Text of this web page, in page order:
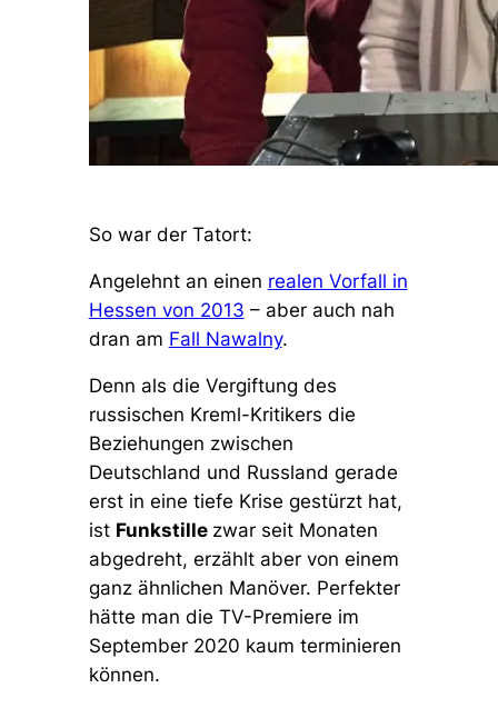
So war der Tatort:
Angelehnt an einen realen Vorfall in
Hessen von 2013 – aber auch nah
dran am Fall Nawalny.
Denn als die Vergiftung des
russischen Kreml-Kritikers die
Beziehungen zwischen
Deutschland und Russland gerade
erst in eine tiefe Krise gestürzt hat,
ist Funkstille zwar seit Monaten
abgedreht, erzählt aber von einem
ganz ähnlichen Manöver. Perfekter
hätte man die TV-Premiere im
September 2020 kaum terminieren
können.